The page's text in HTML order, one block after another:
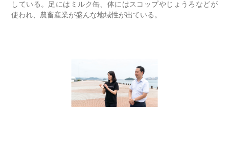
している。足にはミルク缶、体にはスコップやじょうろなどが
使われ、農畜産業が盛んな地域性が出ている。